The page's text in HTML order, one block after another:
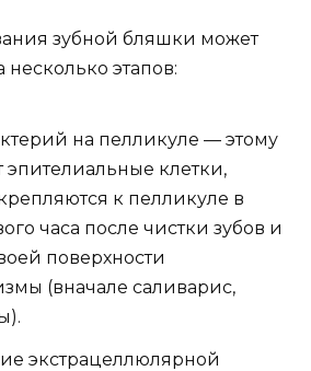
зубной бляшки может
этапов:
на пелликуле — этому
эпителиальные клетки,
к пелликуле в
часа после чистки зубов и
поверхности
(вначале саливарис,
экстрацеллюлярной